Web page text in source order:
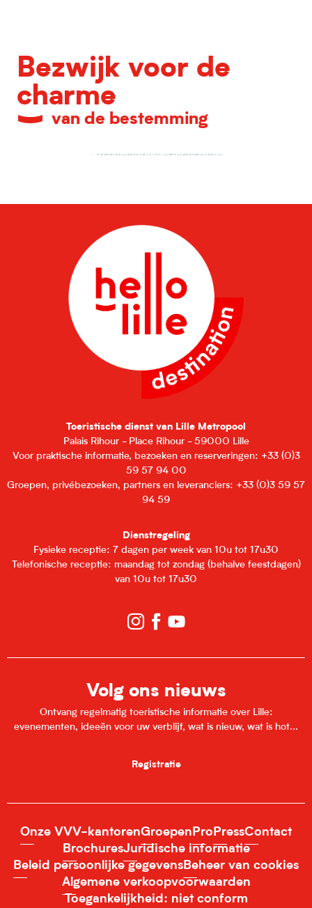
Bezwijk voor de
charme
van de bestemming
Architecturaal eclecticisme
Toeristische dienst van Lille Metropool
Palais Rihour - Place Rihour - 59000 Lille
Voor praktische informatie, bezoeken en reserveringen: +33 (0)3
59 57 94 00
Groepen, privébezoeken, partners en leveranciers: +33 (0)3 59 57
94 59
Dienstregeling
Fysieke receptie: 7 dagen per week van 10u tot 17u30
Telefonische receptie: maandag tot zondag (behalve feestdagen)
van 10u tot 17u30
Volg ons nieuws
Ontvang regelmatig toeristische informatie over Lille:
evenementen, ideeën voor uw verblijf, wat is nieuw, wat is hot...
Registratie
Onze VVV-kantorenGroepen Pro PressContact
BrochuresJuridische informatie
Beleid persoonlijke gegevensBeheer van cookies
Algemene verkoopvoorwaarden
Toegankelijkheid: niet conform